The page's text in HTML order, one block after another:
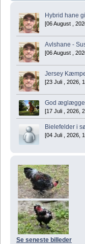
Hybrid hane
[06 August ,
Avlshane -
[06 August ,
Jersey
[23 Juli , 2026,
God
[17 Juli , 2026,
Bielefelder i
[04 Juli , 2026,
Se seneste billeder